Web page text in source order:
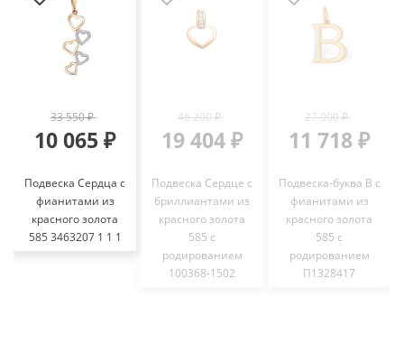
33 550 ₽
10 065 ₽
Подвеска Сердца с
фианитами из
красного золота
585 3463207 1 1 1
46 200 ₽
19 404 ₽
Подвеска Сердце с
бриллиантами из
красного золота
585 с
родированием
100368-1502
27 900 ₽
11 718 ₽
Подвеска-буква В с
фианитами из
красного золота
585 с
родированием
П1328417